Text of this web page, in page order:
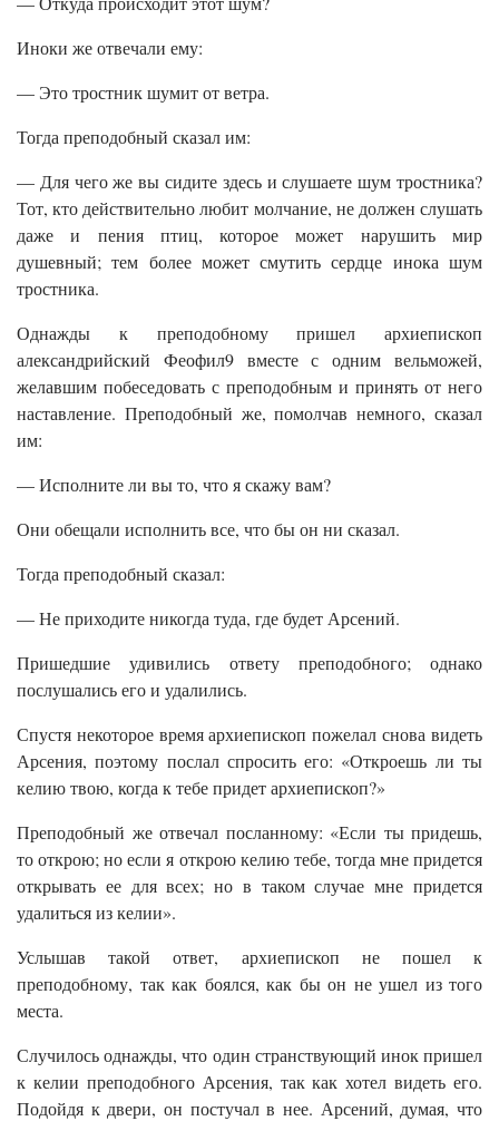
Иноки же отвечали ему:
— Это тростник шумит от ветра.
Тогда преподобный сказал им:
— Для чего же вы сидите здесь и слушаете шум тростника?
Тот, кто действительно любит молчание, не должен слушать
даже и пения птиц, которое может нарушить мир
душевный; тем более может смутить сердце инока шум
тростника.
Однажды к преподобному пришел архиепископ
александрийский Феофил9 вместе с одним вельможей,
желавшим побеседовать с преподобным и принять от него
наставление. Преподобный же, помолчав немного, сказал
им:
— Исполните ли вы то, что я скажу вам?
Они обещали исполнить все, что бы он ни сказал.
Тогда преподобный сказал:
— Не приходите никогда туда, где будет Арсений.
Пришедшие удивились ответу преподобного; однако
послушались его и удалились.
Спустя некоторое время архиепископ пожелал снова видеть
Арсения, поэтому послал спросить его: «Откроешь ли ты
келию твою, когда к тебе придет архиепископ?»
Преподобный же отвечал посланному: «Если ты придешь,
то открою; но если я открою келию тебе, тогда мне придется
открывать ее для всех; но в таком случае мне придется
удалиться из келии».
Услышав такой ответ, архиепископ не пошел к
преподобному, так как боялся, как бы он не ушел из того
места.
Случилось однажды, что один странствующий инок пришел
к келии преподобного Арсения, так как хотел видеть его.
Подойдя к двери, он постучал в нее. Арсений, думая, что